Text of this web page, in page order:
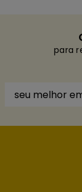
para